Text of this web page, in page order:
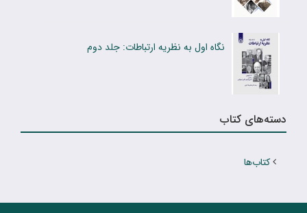
نگاه اول به نظریه ارتباطات: جلد دوم
دسته‌های کتاب
کتاب‌ها